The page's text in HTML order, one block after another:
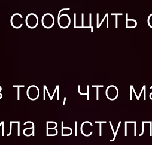
сообщить
том, что